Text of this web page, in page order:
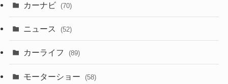
(50)
(43)
(6)
(9)
(58)
(28)
(27)
(26)
カーナビ (70)
ニュース (52)
カーライフ (89)
モーターショー (58)